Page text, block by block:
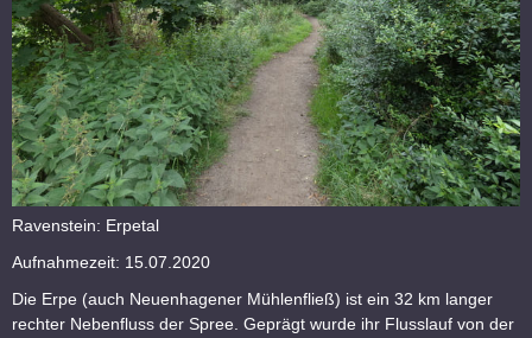
Ravenstein: Erpetal
Aufnahmezeit: 15.07.2020
Die Erpe (auch Neuenhagener Mühlenfließ) ist ein 32 km langer
rechter Nebenfluss der Spree. Geprägt wurde ihr Flusslauf von der